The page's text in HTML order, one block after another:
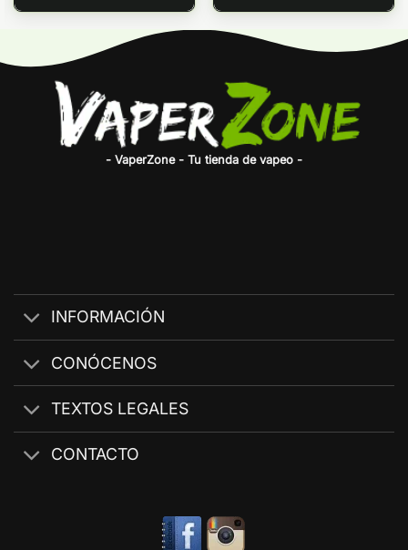
- VaperZone - Tu tienda de vapeo -
INFORMACIÓN
CONÓCENOS
TEXTOS LEGALES
CONTACTO